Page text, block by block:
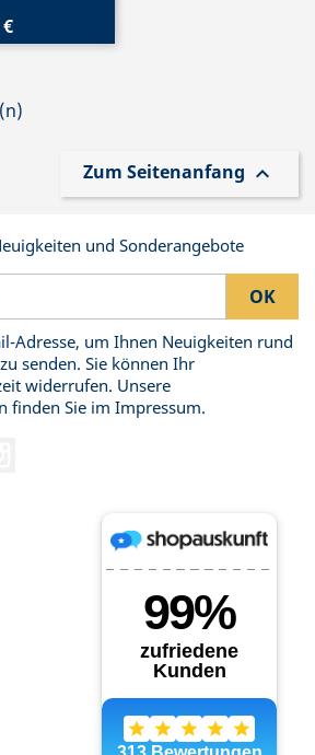
Zum Seitenanfang 
und Sonderangebote
Adresse, um Ihnen Neuigkeiten rund
senden. Sie können Ihr
widerrufen. Unsere
finden Sie im Impressum.